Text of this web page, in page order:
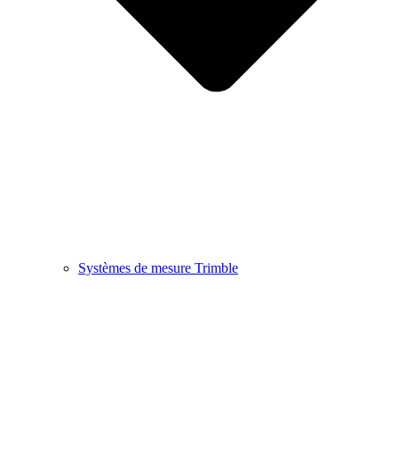
Systèmes de mesure Trimble